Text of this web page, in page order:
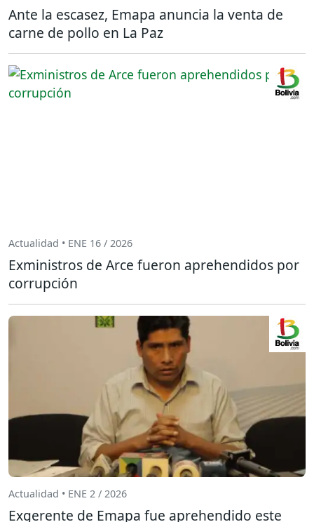
Ante la escasez, Emapa anuncia la venta de
carne de pollo en La Paz
Actualidad • ENE 16 / 2026
Exministros de Arce fueron aprehendidos por
corrupción
Actualidad • ENE 2 / 2026
Exgerente de Emapa fue aprehendido este